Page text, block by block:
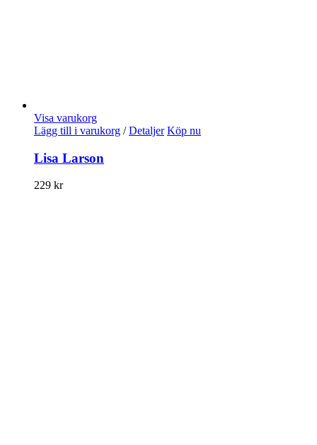
Visa varukorg
Lägg till i varukorg / Detaljer Köp nu
Lisa Larson
229 kr